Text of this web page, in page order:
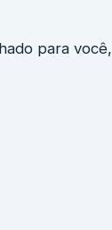
para